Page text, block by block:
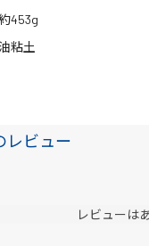
453g
粘土
レビュー
レビューは